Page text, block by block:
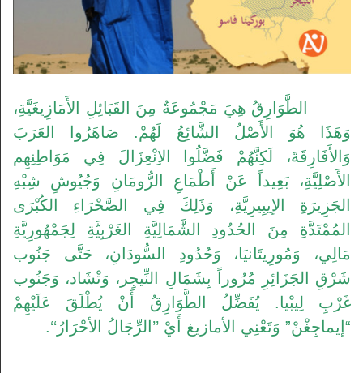
الطَّوَارِقُ هِيَ مَجْمُوعَةٌ مِنَ القَبَائِلِ الأَمَازِيغَيَّةِ،
وَهَذَا هُوَ الأَصْلُ الشَّائِعُ لَهُمْ. صَاهَرُوا العَرَبَ
وَالأَفَارِقَةَ، لَكِنَّهُمْ فَضَّلُوا الاِنْعِزَالَ فِي مَوَاطِنِهِم
الأَصْلِيَّةِ، بَعِيداً عَنْ أَطْمَاعِ الرُّومَانِ وَجُيُوشِ شِبْهِ
الجَزِيرَةِ الإيبِيرِيَّةِ، وَذَلِكَ فِي الصَّحْرَاءِ الكُبْرَى
المُمْتَدَّةِ مِنَ الحُدُودِ الشَّمَالِيَّةِ الغَرْبِيَّةِ لِجَمْهُورِيَّةِ
مَالِي، وَمُورِيتَانيَا، وَحُدُودِ السُّودَانِ، حَتَّى جَنُوب
شَرْقِ الجَزَائِرِ مُرُوراً بِشَمَالِ النِّيجِر، وَتْشَاد، وَجَنُوب
غَرْبِ لِيبْيا. يُفَضِّلُ الطَّوَارِقُ أَنْ يُطْلَقَ عَلَيْهِمْ
“إيماجِغْنْ” وَتَعْنِي الأمازيغ أَيْ ’’الرِّجَالُ الأحْرَارُ‘‘.